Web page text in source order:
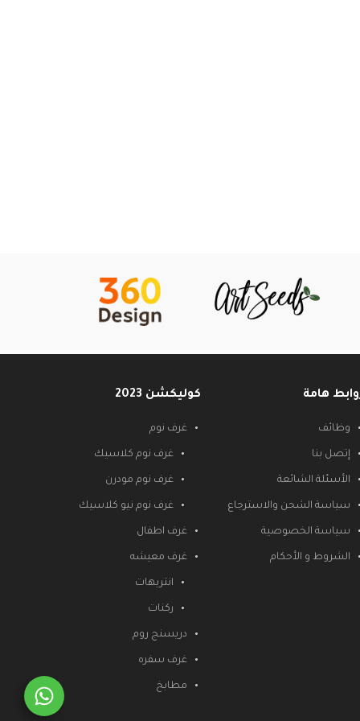
هامة
وظائف
إتصل بنا
الأسئلة الشائعة
سياسة الشحن والاسترجاع
سياسة الخصوصية
الشروط و الأحكام
كوليكشن 2023
غرف نوم
غرف نوم كلاسيك
غرف نوم مودرن
غرف نوم نيو كلاسيك
غرف اطفال
غرف معيشه
انتريهات
ركنات
دريسنج روم
غرف سفره
مطابخ